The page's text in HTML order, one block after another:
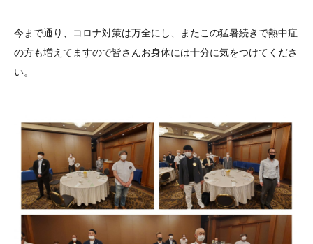
今まで通り、コロナ対策は万全にし、またこの猛暑続きで熱中症
の方も増えてますので皆さんお身体には十分に気をつけてくださ
い。